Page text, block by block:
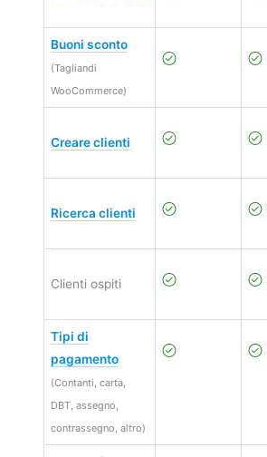
Buoni sconto
(Tagliandi
WooCommerce)
Creare clienti
Ricerca clienti
Clienti ospiti
Tipi di
pagamento
(Contanti, carta,
DBT, assegno,
contrassegno, altro)